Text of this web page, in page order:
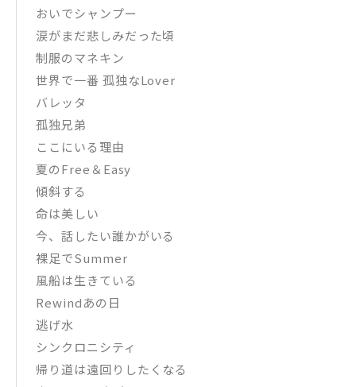
おいでシャンプー
涙がまだ悲しみだった頃
制服のマネキン
世界で一番 孤独なLover
バレッタ
孤独兄弟
ここにいる理由
夏のFree＆Easy
傾斜する
命は美しい
今、話したい誰かがいる
裸足でSummer
風船は生きている
Rewindあの日
逃げ水
シンクロニシティ
帰り道は遠回りしたくなる